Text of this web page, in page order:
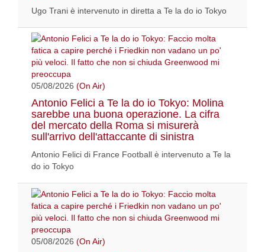
Ugo Trani è intervenuto in diretta a Te la do io Tokyo
05/08/2026 (On Air)
Antonio Felici a Te la do io Tokyo: Molina
sarebbe una buona operazione. La cifra
del mercato della Roma si misurerà
sull'arrivo dell'attaccante di sinistra
Antonio Felici di France Football è intervenuto a Te la
do io Tokyo
05/08/2026 (On Air)